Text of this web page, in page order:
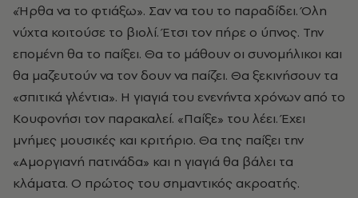
«Ήρθα να το φτιάξω». Σαν να του το παραδίδει. Όλη
νύχτα κοιτούσε το βιολί. Έτσι τον πήρε ο ύπνος. Την
επομένη θα το παίξει. Θα το μάθουν οι συνομήλικοι και
θα μαζευτούν να τον δουν να παίζει. Θα ξεκινήσουν τα
«σπιτικά γλέντια». H γιαγιά του ενενήντα χρόνων από το
Κουφονήσι τον παρακαλεί. «Παίξε» του λέει. Έχει
μνήμες μουσικές και κριτήριο. Θα της παίξει την
«Αμοργιανή πατινάδα» και η γιαγιά θα βάλει τα
κλάματα. Ο πρώτος του σημαντικός ακροατής.